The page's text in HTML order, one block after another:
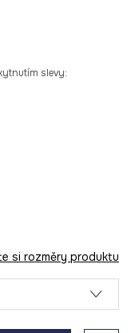
slevy:
si rozměry produktu